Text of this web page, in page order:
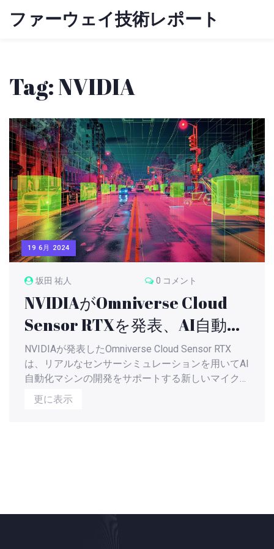
ファーウェイ技術レポート
Tag: NVIDIA
19 6月 2024
坂田 祐人 0 コメント
NVIDIAがOmniverse Cloud
Sensor RTXを発表、AI自動化
マシンの開発を加速
NVIDIAが発表したOmniverse Cloud Sensor RTX
は、リアルなセンサーシミュレーションを用いてAI
自動化マシンの開発をサポートする新しいマイクロ
サービスセットです。この技術は開発者が仮想環境
でAIソフトウェアをテストすることを可能にし、安
更に表示